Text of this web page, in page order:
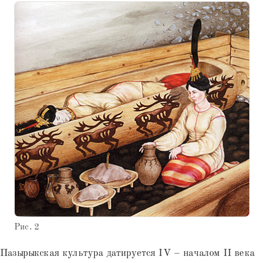
Рис. 2
Пазырыкская культура датируется IV – началом II века